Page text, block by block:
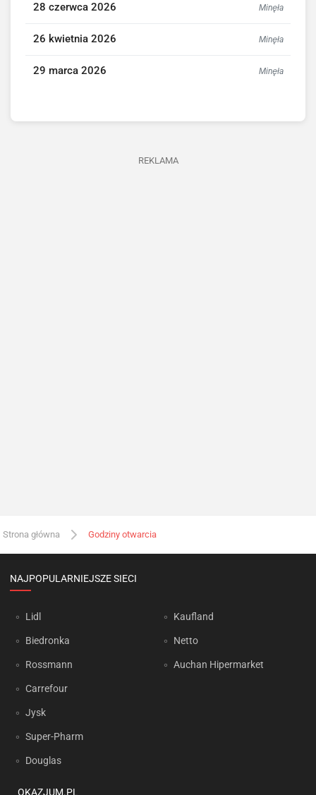
28 czerwca 2026 Minęła
26 kwietnia 2026 Minęła
29 marca 2026 Minęła
REKLAMA
Strona główna Godziny otwarcia
NAJPOPULARNIEJSZE SIECI
Lidl
Biedronka
Rossmann
Carrefour
Jysk
Super-Pharm
Douglas
Kaufland
Netto
Auchan Hipermarket
OKAZJUM.PL